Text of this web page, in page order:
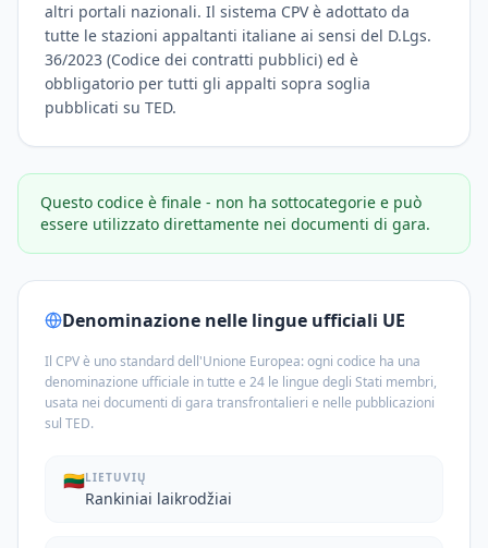
altri portali nazionali. Il sistema CPV è adottato da
tutte le stazioni appaltanti italiane ai sensi del D.Lgs.
36/2023 (Codice dei contratti pubblici) ed è
obbligatorio per tutti gli appalti sopra soglia
pubblicati su TED.
Questo codice è finale - non ha sottocategorie e può
essere utilizzato direttamente nei documenti di gara.
Denominazione nelle lingue ufficiali UE
Il CPV è uno standard dell'Unione Europea: ogni codice ha una
denominazione ufficiale in tutte e 24 le lingue degli Stati membri,
usata nei documenti di gara transfrontalieri e nelle pubblicazioni
sul TED.
🇱🇹LIETUVIŲ
Rankiniai laikrodžiai